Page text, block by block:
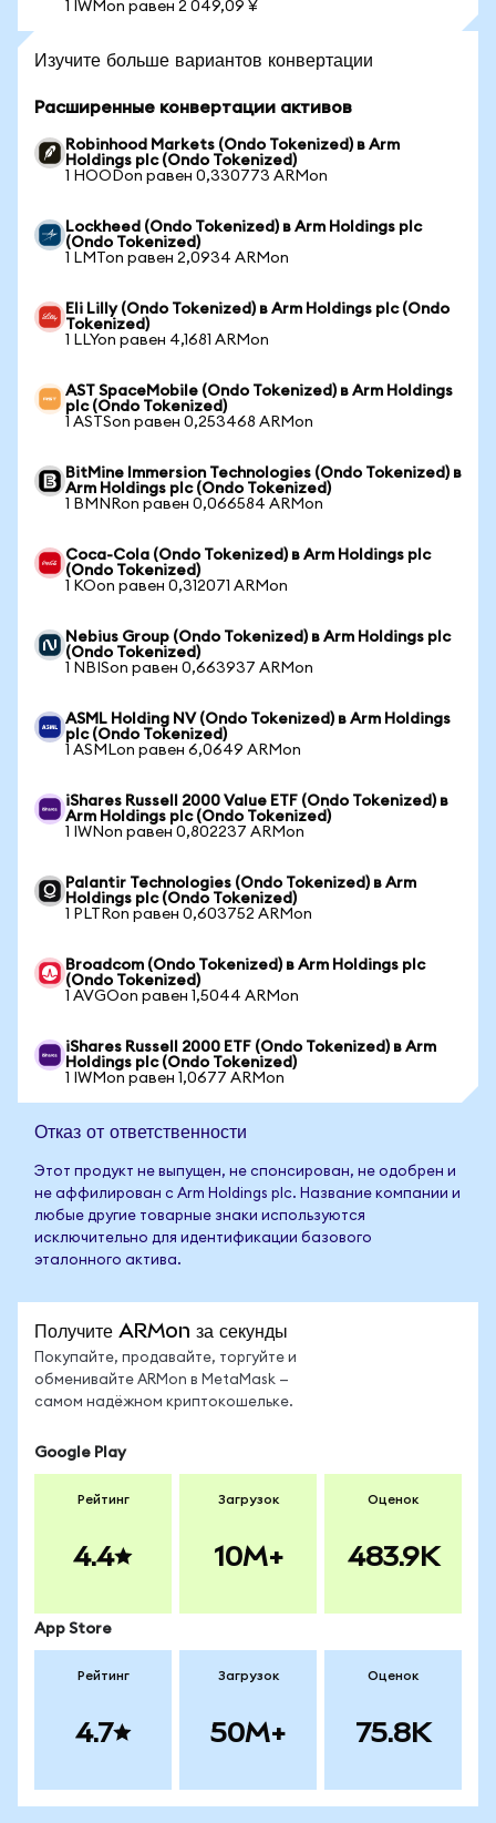
1 IWMon равен 2 049,09 ¥
Изучите больше вариантов конвертации
Расширенные конвертации активов
Robinhood Markets (Ondo Tokenized) в Arm
Holdings plc (Ondo Tokenized)
1 HOODon равен 0,330773 ARMon
Lockheed (Ondo Tokenized) в Arm Holdings plc
(Ondo Tokenized)
1 LMTon равен 2,0934 ARMon
Eli Lilly (Ondo Tokenized) в Arm Holdings plc (Ondo
Tokenized)
1 LLYon равен 4,1681 ARMon
AST SpaceMobile (Ondo Tokenized) в Arm Holdings
plc (Ondo Tokenized)
1 ASTSon равен 0,253468 ARMon
BitMine Immersion Technologies (Ondo Tokenized) в
Arm Holdings plc (Ondo Tokenized)
1 BMNRon равен 0,066584 ARMon
Coca-Cola (Ondo Tokenized) в Arm Holdings plc
(Ondo Tokenized)
1 KOon равен 0,312071 ARMon
Nebius Group (Ondo Tokenized) в Arm Holdings plc
(Ondo Tokenized)
1 NBISon равен 0,663937 ARMon
ASML Holding NV (Ondo Tokenized) в Arm Holdings
plc (Ondo Tokenized)
1 ASMLon равен 6,0649 ARMon
iShares Russell 2000 Value ETF (Ondo Tokenized) в
Arm Holdings plc (Ondo Tokenized)
1 IWNon равен 0,802237 ARMon
Palantir Technologies (Ondo Tokenized) в Arm
Holdings plc (Ondo Tokenized)
1 PLTRon равен 0,603752 ARMon
Broadcom (Ondo Tokenized) в Arm Holdings plc
(Ondo Tokenized)
1 AVGOon равен 1,5044 ARMon
iShares Russell 2000 ETF (Ondo Tokenized) в Arm
Holdings plc (Ondo Tokenized)
1 IWMon равен 1,0677 ARMon
Отказ от ответственности
Этот продукт не выпущен, не спонсирован, не одобрен и
не аффилирован с Arm Holdings plc. Название компании и
любые другие товарные знаки используются
исключительно для идентификации базового
эталонного актива.
Получите ARMon за секунды
Покупайте, продавайте, торгуйте и
обменивайте ARMon в MetaMask —
самом надёжном криптокошельке.
Google Play
Рейтинг
4.4
Загрузок
10M+
Оценок
483.9K
App Store
Рейтинг
4.7
Загрузок
50M+
Оценок
75.8K